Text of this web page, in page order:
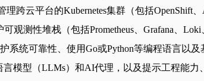
跨云平台的Kubernetes集群（包括OpenShift
观测性堆栈（包括Prometheus、Grafana、
系统可靠性、使用Go或Python等编程语言以
模型（LLMs）和AI代理，以及提示工程能